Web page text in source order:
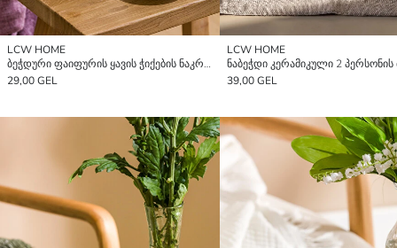
LCW HOME
ბეჭდური ფაიფურის ყავის ჭიქების ნაკრები ორ ადამიანზე, 110 მლ
29,00 GEL
LCW HOME
39,00 GEL